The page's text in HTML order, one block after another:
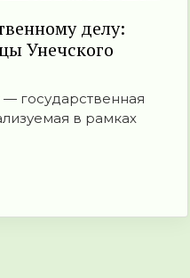
делу:
Унечского
государственная
в рамках